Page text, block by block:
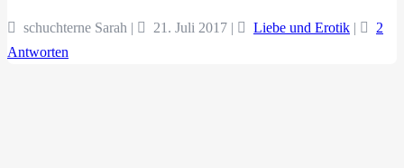
schuchterne Sarah | 21. Juli 2017 | Liebe und Erotik |
2
Antworten